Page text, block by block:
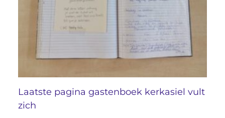
Laatste pagina gastenboek kerkasiel vult
zich